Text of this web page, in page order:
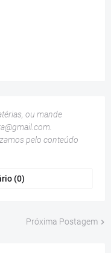
ou mande
.
pelo conteúdo
(0)
Próxima Postagem